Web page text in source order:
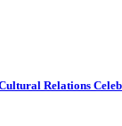
Relations